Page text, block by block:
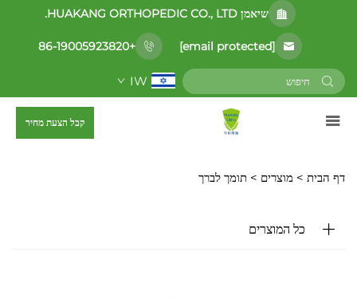
שיאמן HUAKANG ORTHOPEDIC CO., LTD.
[email protected]
+86-19005923820
IW
קבל הצעת מחיר
דף הבית > מוצרים > תומך לברך
כל המוצרים